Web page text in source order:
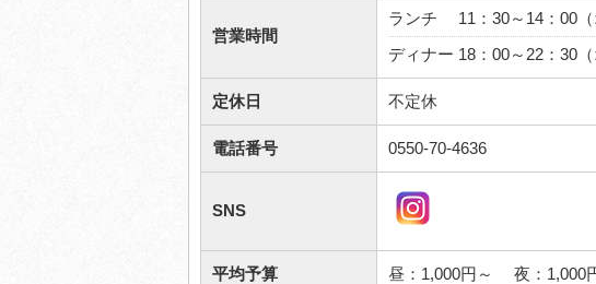
営業時間
ランチ 11：30～14：00（
ディナー 18：00～22：30
定休日 不定休
電話番号 0550-70-4636
SNS
平均予算 昼：1,000円～ 夜：1,000